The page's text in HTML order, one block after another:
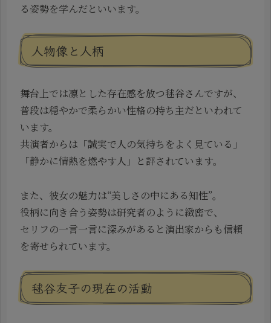
る姿勢を学んだといいます。
人物像と人柄
舞台上では凛とした存在感を放つ毬谷さんですが、
普段は穏やかで柔らかい性格の持ち主だといわれて
います。
共演者からは「誠実で人の気持ちをよく見ている」
「静かに情熱を燃やす人」と評されています。
また、彼女の魅力は“美しさの中にある知性”。
役柄に向き合う姿勢は研究者のように緻密で、
セリフの一言一言に深みがあると演出家からも信頼
を寄せられています。
毬谷友子の現在の活動